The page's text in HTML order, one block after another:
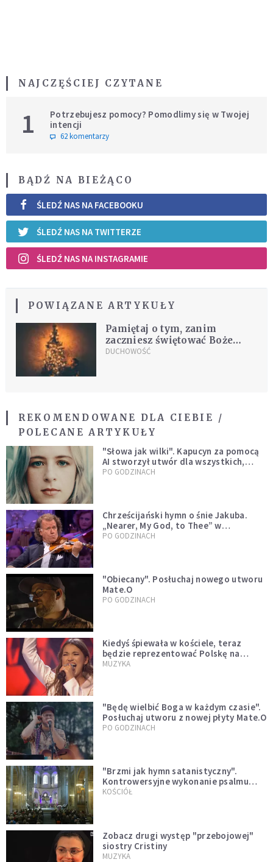
NAJCZĘŚCIEJ CZYTANE
1
Potrzebujesz pomocy? Pomodlimy się w Twojej
intencji
62 komentarzy
BĄDŹ NA BIEŻĄCO
ŚLEDŹ NAS NA FACEBOOKU
ŚLEDŹ NAS NA TWITTERZE
ŚLEDŹ NAS NA INSTAGRAMIE
POWIĄZANE ARTYKUŁY
Pamiętaj o tym, zanim
zaczniesz świętować Boże
Narodzenie
DUCHOWOŚĆ
REKOMENDOWANE DLA CIEBIE /
POLECANE ARTYKUŁY
"Słowa jak wilki". Kapucyn za pomocą
AI stworzył utwór dla wszystkich,
którzy doświadczają hejtu
PO GODZINACH
Chrześcijański hymn o śnie Jakuba.
„Nearer, My God, to Thee” w
wykonaniu André Rieu [WIDEO]
PO GODZINACH
"Obiecany". Posłuchaj nowego utworu
Mate.O
PO GODZINACH
Kiedyś śpiewała w kościele, teraz
będzie reprezentować Polskę na
Eurowizji. Zobaczcie jej występ
MUZYKA
"Będę wielbić Boga w każdym czasie".
Posłuchaj utworu z nowej płyty Mate.O
PO GODZINACH
"Brzmi jak hymn satanistyczny".
Kontrowersyjne wykonanie psalmu
podczas mszy w Kolonii rozsierdziło
KOŚCIÓŁ
Zobacz drugi występ "przebojowej"
siostry Cristiny
MUZYKA